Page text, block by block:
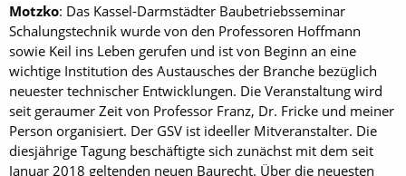
Motzko: Das Kassel-Darmstädter Baubetriebsseminar
Schalungstechnik wurde von den Professoren Hoffmann
sowie Keil ins Leben gerufen und ist von Beginn an eine
wichtige Institution des Austausches der Branche bezüglich
neuester technischer Entwicklungen. Die Veranstaltung wird
seit geraumer Zeit von Professor Franz, Dr. Fricke und meiner
Person organisiert. Der GSV ist ideeller Mitveranstalter. Die
diesjährige Tagung beschäftigte sich zunächst mit dem seit
Januar 2018 geltenden neuen Baurecht. Über die neuesten